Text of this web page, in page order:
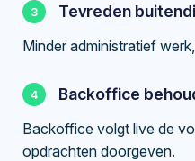
Tevreden
Minder administratief
Backoffice
Backoffice volgt live de
opdrachten doorgeven.